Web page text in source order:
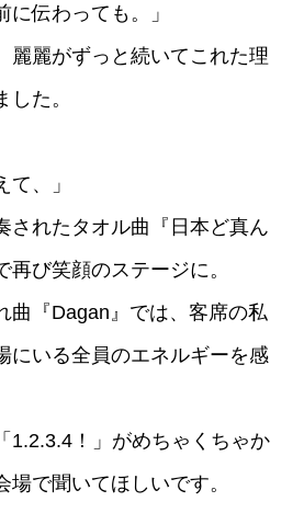
伝わっても。」
麗麗がずっと続いてこれた理
た。
て、」
されたタオル曲『日本ど真ん
び笑顔のステージに。
曲『Dagan』では、客席の私
にいる全員のエネルギーを感
1.2.3.4！」がめちゃくちゃか
場で聞いてほしいです。